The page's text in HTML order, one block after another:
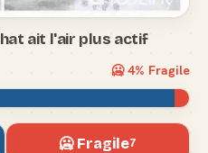
ait l'air plus actif
🥶4% Fragile
🥶 Fragile7